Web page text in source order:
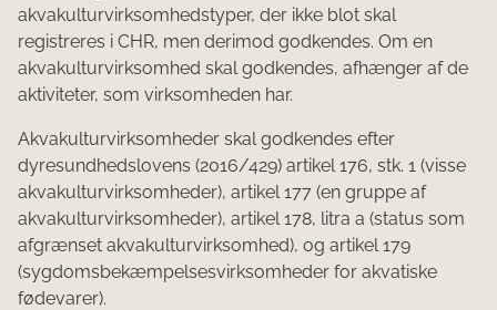
akvakulturvirksomhedstyper, der ikke blot skal
registreres i CHR, men derimod godkendes. Om en
akvakulturvirksomhed skal godkendes, afhænger af de
aktiviteter, som virksomheden har.
Akvakulturvirksomheder skal godkendes efter
dyresundhedslovens (2016/429) artikel 176, stk. 1 (visse
akvakulturvirksomheder), artikel 177 (en gruppe af
akvakulturvirksomheder), artikel 178, litra a (status som
afgrænset akvakulturvirksomhed), og artikel 179
(sygdomsbekæmpelsesvirksomheder for akvatiske
fødevarer).